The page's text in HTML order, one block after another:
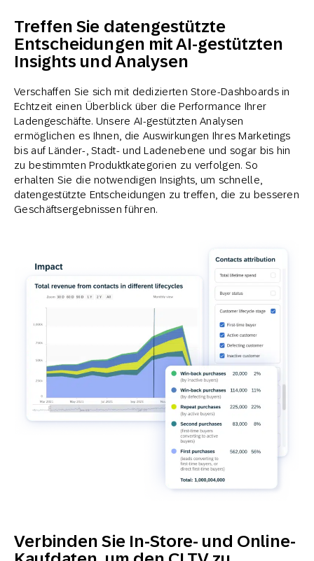
Treffen Sie datengestützte
Entscheidungen mit AI-gestützten
Insights und Analysen
Verschaffen Sie sich mit dedizierten Store-Dashboards in
Echtzeit einen Überblick über die Performance Ihrer
Ladengeschäfte. Unsere AI-gestützten Analysen
ermöglichen es Ihnen, die Auswirkungen Ihres Marketings
bis auf Länder-, Stadt- und Ladenebene und sogar bis hin
zu bestimmten Produktkategorien zu verfolgen. So
erhalten Sie die notwendigen Insights, um schnelle,
datengestützte Entscheidungen zu treffen, die zu besseren
Geschäftsergebnissen führen.
Verbinden Sie In-Store- und Online-